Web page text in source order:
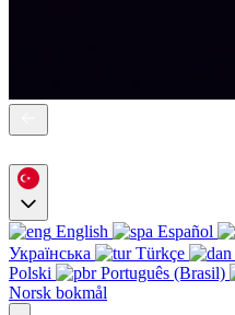
English Español
Українська
Türkçe
Polski
Português (Brasil)
Norsk bokmål